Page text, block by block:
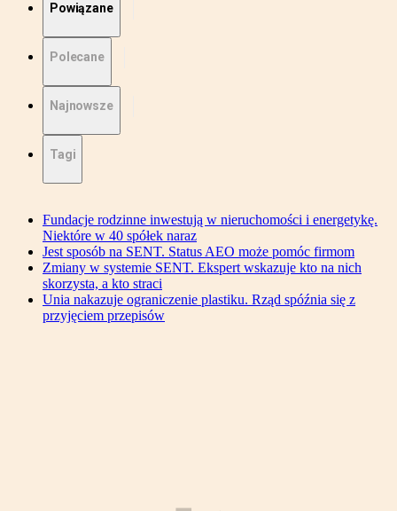
Powiązane
Polecane
Najnowsze
Tagi
Fundacje rodzinne inwestują w nieruchomości i energetykę.
Niektóre w 40 spółek naraz
Jest sposób na SENT. Status AEO może pomóc firmom
Zmiany w systemie SENT. Ekspert wskazuje kto na nich
skorzysta, a kto straci
Unia nakazuje ograniczenie plastiku. Rząd spóźnia się z
przyjęciem przepisów